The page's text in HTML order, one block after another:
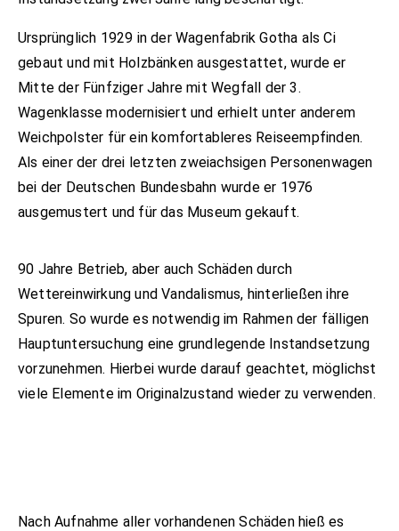
Ursprünglich 1929 in der Wagenfabrik Gotha als Ci
gebaut und mit Holzbänken ausgestattet, wurde er
Mitte der Fünfziger Jahre mit Wegfall der 3.
Wagenklasse modernisiert und erhielt unter anderem
Weichpolster für ein komfortableres Reiseempfinden.
Als einer der drei letzten zweiachsigen Personenwagen
bei der Deutschen Bundesbahn wurde er 1976
ausgemustert und für das Museum gekauft.
90 Jahre Betrieb, aber auch Schäden durch
Wettereinwirkung und Vandalismus, hinterließen ihre
Spuren. So wurde es notwendig im Rahmen der fälligen
Hauptuntersuchung eine grundlegende Instandsetzung
vorzunehmen. Hierbei wurde darauf geachtet, möglichst
viele Elemente im Originalzustand wieder zu verwenden.
Nach Aufnahme aller vorhandenen Schäden hieß es